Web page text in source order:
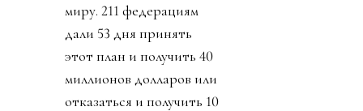
миру. 211 федерациям
дали 53 дня принять
этот план и получить 40
миллионов долларов или
отказаться и получить 10